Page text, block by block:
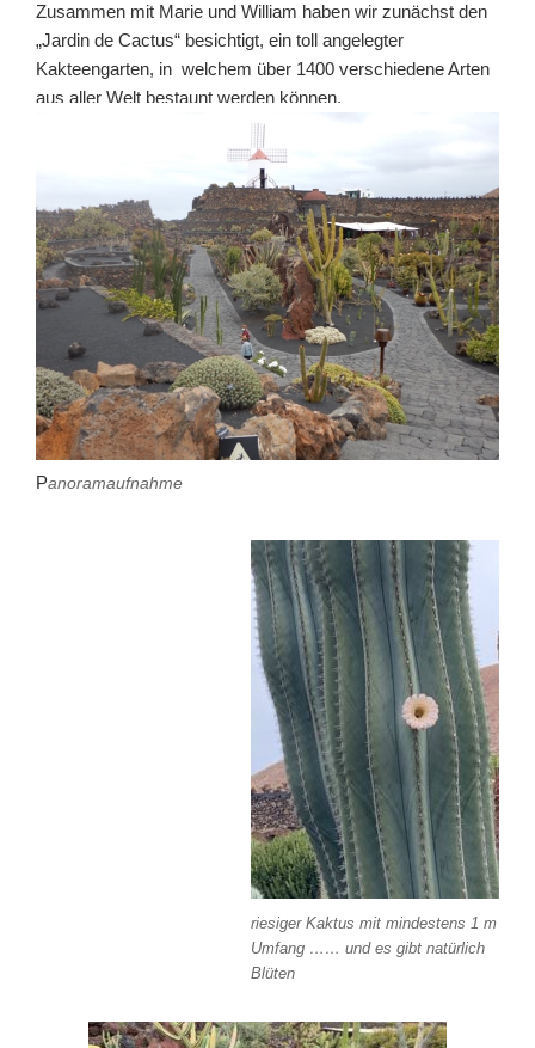
Zusammen mit Marie und William haben wir zunächst den
„Jardin de Cactus“ besichtigt, ein toll angelegter
Kakteengarten, in welchem über 1400 verschiedene Arten
aus aller Welt bestaunt werden können.
Panoramaufnahme
riesiger Kaktus mit mindestens 1 m
Umfang …… und es gibt natürlich
Blüten